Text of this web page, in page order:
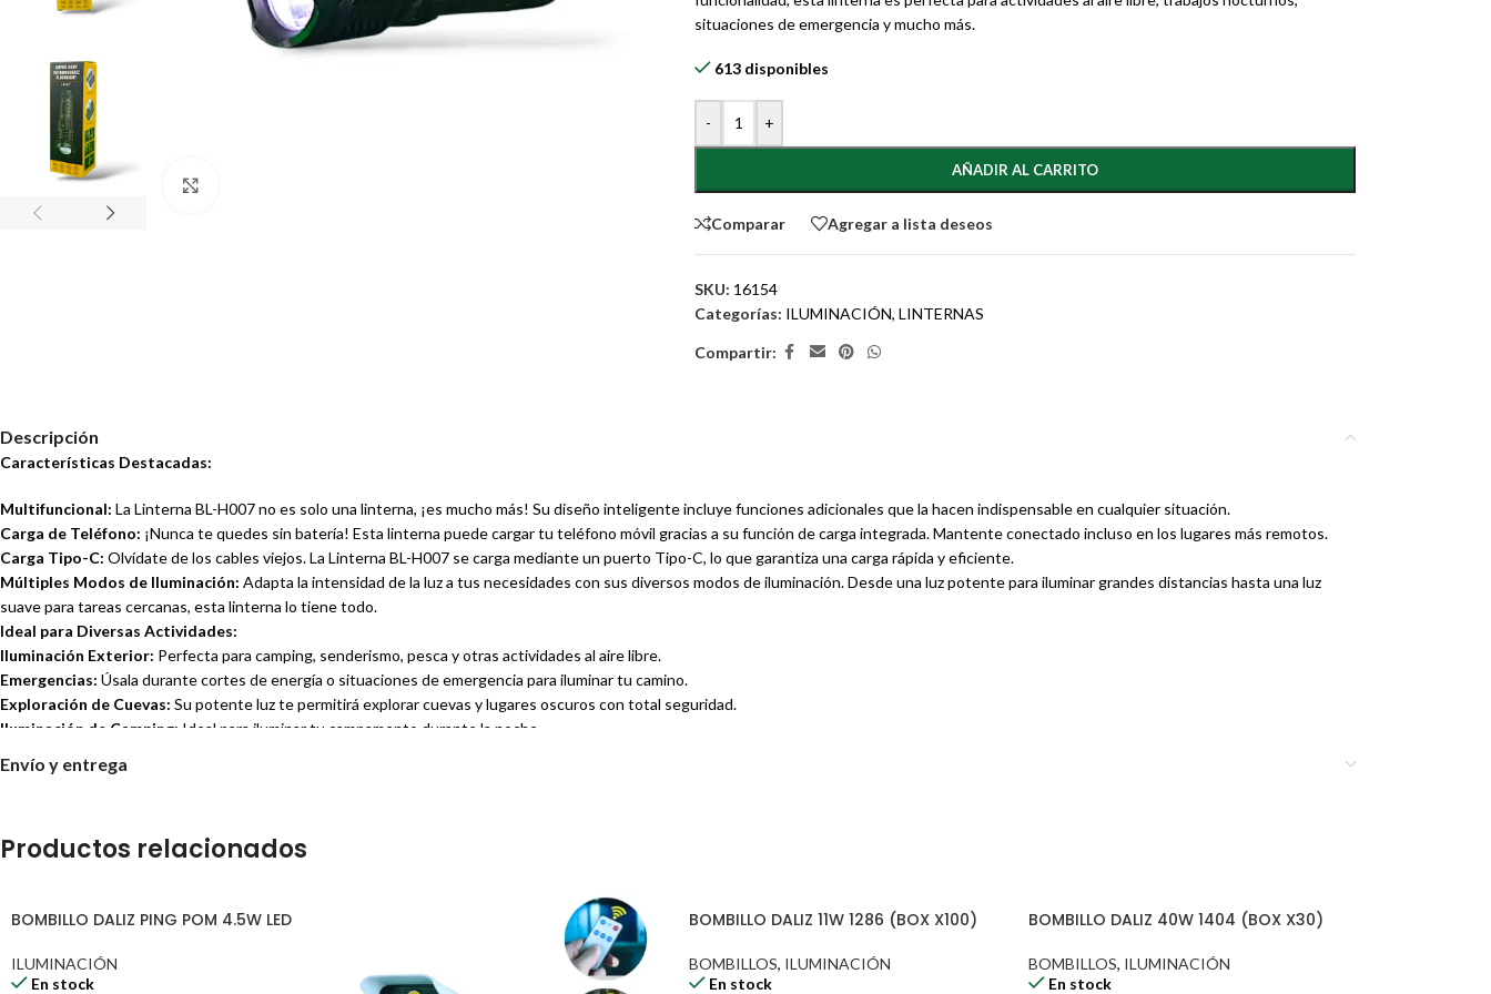
situaciones de emergencia y mucho más.
613 disponibles
- +
AÑADIR AL CARRITO
Comparar Agregar a lista deseos
SKU: 16154
Categorías: ILUMINACIÓN, LINTERNAS
Compartir:
Descripción
Características Destacadas:
Multifuncional: La Linterna BL-H007 no es solo una linterna, ¡es mucho más! Su diseño inteligente incluye funciones adicionales que la hacen indispensable en cualquier situación.
Carga de Teléfono: ¡Nunca te quedes sin batería! Esta linterna puede cargar tu teléfono móvil gracias a su función de carga integrada. Mantente conectado incluso en los lugares más remotos.
Carga Tipo-C: Olvídate de los cables viejos. La Linterna BL-H007 se carga mediante un puerto Tipo-C, lo que garantiza una carga rápida y eficiente.
Múltiples Modos de Iluminación: Adapta la intensidad de la luz a tus necesidades con sus diversos modos de iluminación. Desde una luz potente para iluminar grandes distancias hasta una luz
suave para tareas cercanas, esta linterna lo tiene todo.
Ideal para Diversas Actividades:
Iluminación Exterior: Perfecta para camping, senderismo, pesca y otras actividades al aire libre.
Emergencias: Úsala durante cortes de energía o situaciones de emergencia para iluminar tu camino.
Exploración de Cuevas: Su potente luz te permitirá explorar cuevas y lugares oscuros con total seguridad.
Iluminación de Camping: Ideal para iluminar tu campamento durante la noche.
Patrullaje de Seguridad:
La Linterna BL-H007 está construida con materiales de alta calidad que garantizan su durabilidad y resistencia en cualquier condición. Su diseño ergonómico y ligero la hace cómoda de llevar y usar
Especificaciones Técnicas:
Modelo: BL-H007
Funciones: Linterna, cargador de teléfono, carga Tipo-C
Envío y entrega
Productos relacionados
BOMBILLO DALIZ PING POM 4.5W LED
ILUMINACIÓN
En stock
BOMBILLO DALIZ 11W 1286 (BOX X100)
BOMBILLOS, ILUMINACIÓN
En stock
BOMBILLO DALIZ 40W 1404 (BOX X30)
BOMBILLOS, ILUMINACIÓN
En stock